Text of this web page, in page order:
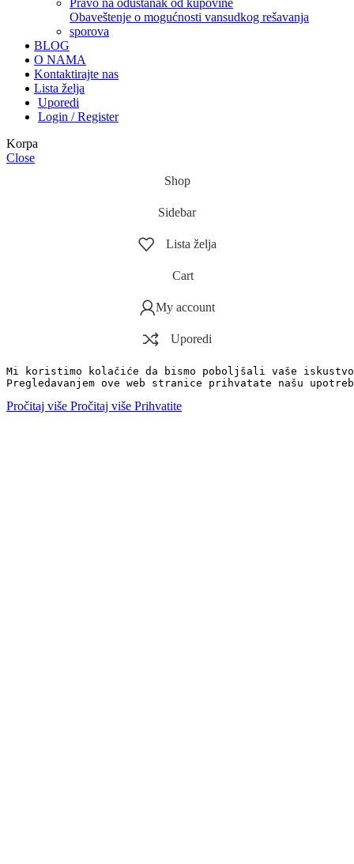
pravo na odustanak od kupovine
obaveštenje o mogućnosti vansudkog rešavanja
sporova
BLOG
O NAMA
Kontaktirajte nas
Lista želja
Uporedi
Login / Register
Korpa
Close
Shop
Sidebar
Lista želja
Cart
My account
Uporedi
Mi koristimo kolačiće da bismo poboljšali vaše
Pregledavanjem ove web stranice prihvatate našu
Pročitaj više Pročitaj više Prihvatite